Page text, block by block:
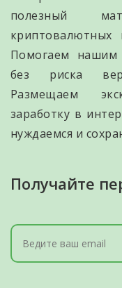
полезный
криптовалютных
Помогаем нашим
без риска
Размещаем
заработку в
нуждаемся и
Получайте